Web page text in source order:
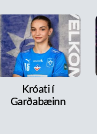
Króati í
Garðabæinn